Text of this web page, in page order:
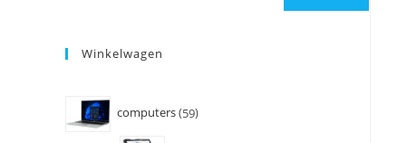
Winkelwagen
computers 59